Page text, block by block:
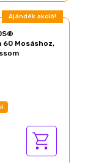
Ajándék akció!
60 Mosáshoz,